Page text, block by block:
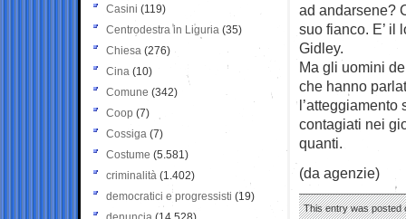
ad andarsene?
suo fianco. E’ il
Gidley.
Ma gli uomini
che hanno
contagiati nei
quanti.
(da agenzie)
This entry was posted
Casini (119)
Centrodestra in Liguria (35)
Chiesa (276)
Cina (10)
Comune (342)
Coop (7)
Cossiga (7)
Costume (5.581)
criminalità (1.402)
democratici e progressisti (19)